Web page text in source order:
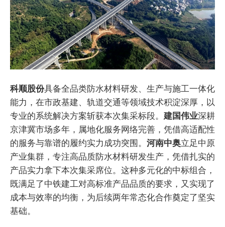
科顺股份具备全品类防水材料研发、生产与施工一体化
能力，在市政基建、轨道交通等领域技术积淀深厚，以
专业的系统解决方案斩获本次集采标段。 建国伟业深耕
京津冀市场多年，属地化服务网络完善，凭借高适配性
的服务与靠谱的履约实力成功突围。 河南中奥立足中原
产业集群，专注高品质防水材料研发生产，凭借扎实的
产品实力拿下本次集采席位。这种多元化的中标组合，
既满足了中铁建工对高标准产品品质的要求，又实现了
成本与效率的均衡，为后续两年常态化合作奠定了坚实
基础。